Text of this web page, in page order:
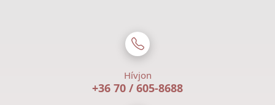
Hívjon
+36 70 / 605-8688